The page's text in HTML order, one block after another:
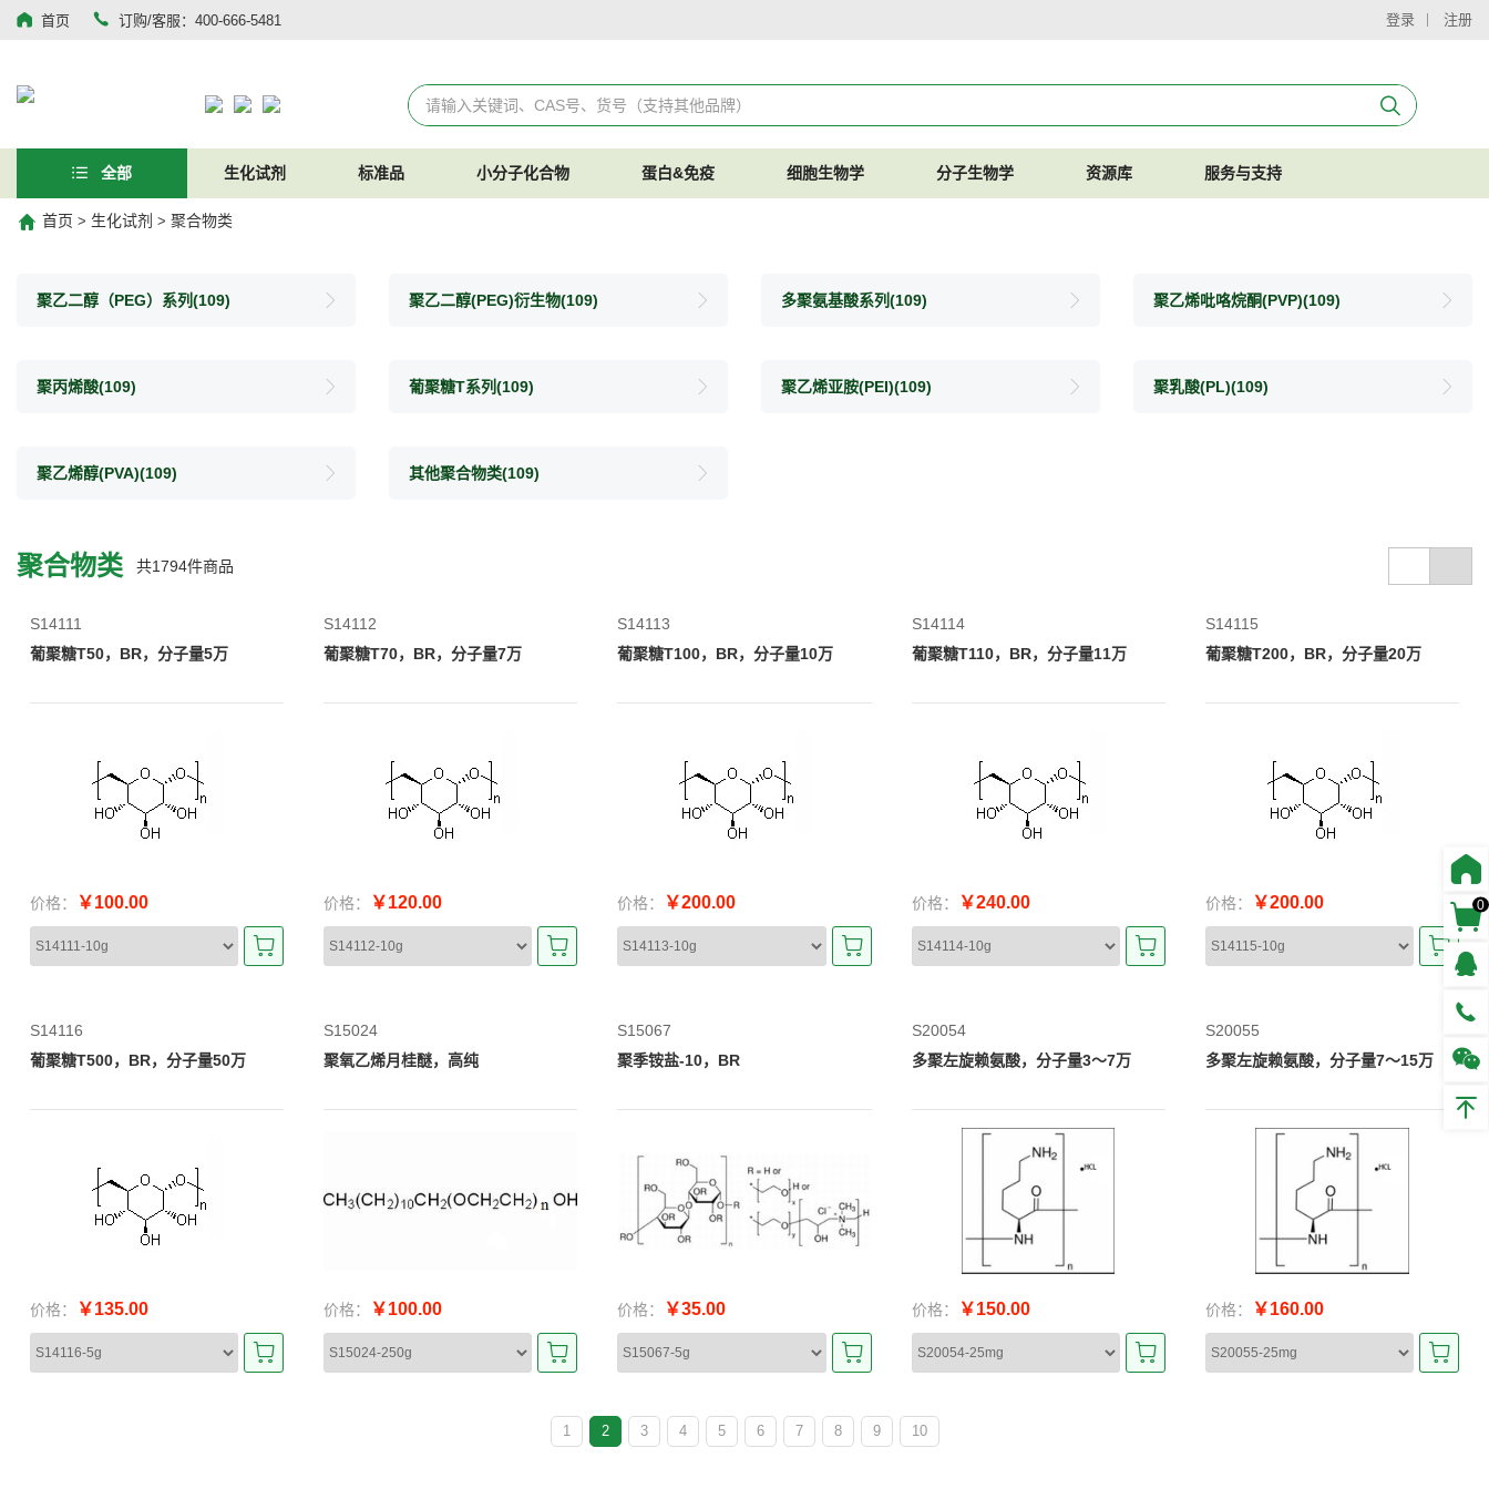
首页 订购/客服：400-666-5481 登录 注册
全部 生化试剂 标准品 小分子化合物 蛋白&免疫 细胞生物学 分子生物学 资源库 服务与支持
首页 > 生化试剂 > 聚合物类
聚乙二醇（PEG）系列(109) 聚乙二醇(PEG)衍生物(109) 多聚氨基酸系列(109) 聚乙烯吡咯烷酮(PVP)(109)
聚丙烯酸(109) 葡聚糖T系列(109) 聚乙烯亚胺(PEI)(109) 聚乳酸(PL)(109)
聚乙烯醇(PVA)(109) 其他聚合物类(109)
聚合物类 共1794件商品
S14111
葡聚糖T50，BR，分子量5万
价格： ￥100.00
S14112
葡聚糖T70，BR，分子量7万
价格： ￥120.00
S14113
葡聚糖T100，BR，分子量10万
价格： ￥200.00
S14114
葡聚糖T110，BR，分子量11万
价格： ￥240.00
S14115
葡聚糖T200，BR，分子量20万
价格： ￥200.00
S14116
葡聚糖T500，BR，分子量50万
价格： ￥135.00
S15024
聚氧乙烯月桂醚，高纯
价格： ￥100.00
S15067
聚季铵盐-10，BR
价格： ￥35.00
S20054
多聚左旋赖氨酸，分子量3～7万
价格： ￥150.00
S20055
多聚左旋赖氨酸，分子量7～15万
价格： ￥160.00
1 2 3 4 5 6 7 8 9 10
0